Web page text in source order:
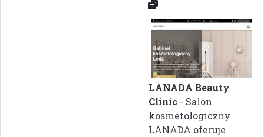
LANADA Beauty
Clinic - Salon
kosmetologiczny
LANADA oferuje